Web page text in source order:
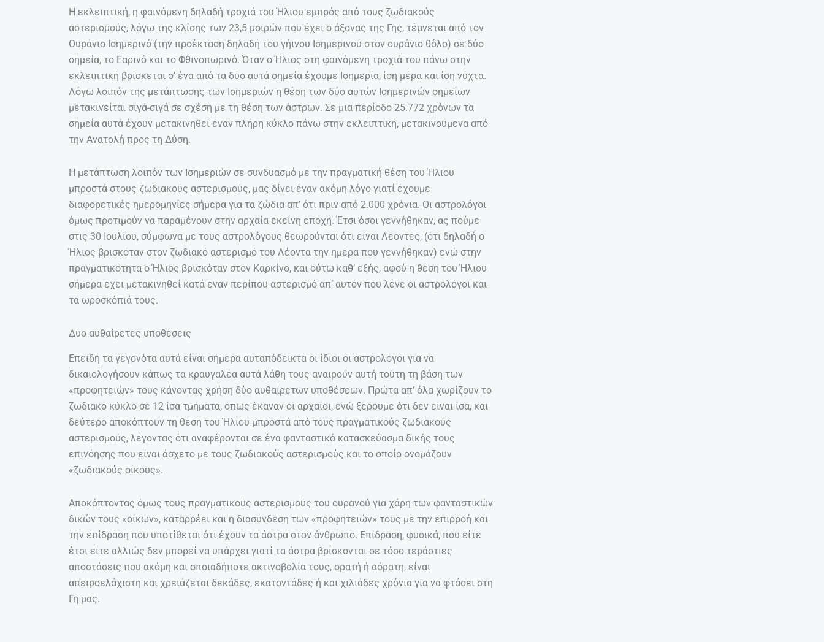
Η εκλειπτική, η φαινόμενη δηλαδή τροχιά του Ήλιου εμπρός από τους ζωδιακούς
αστερισμούς, λόγω της κλίσης των 23,5 μοιρών που έχει ο άξονας της Γης, τέμνεται από τον
Ουράνιο Ισημερινό (την προέκταση δηλαδή του γήινου Ισημερινού στον ουράνιο θόλο) σε δύο
σημεία, το Εαρινό και το Φθινοπωρινό. Όταν ο Ήλιος στη φαινόμενη τροχιά του πάνω στην
εκλειπτική βρίσκεται σ’ ένα από τα δύο αυτά σημεία έχουμε Ισημερία, ίση μέρα και ίση νύχτα.
Λόγω λοιπόν της μετάπτωσης των Ισημεριών η θέση των δύο αυτών Ισημερινών σημείων
μετακινείται σιγά-σιγά σε σχέση με τη θέση των άστρων. Σε μια περίοδο 25.772 χρόνων τα
σημεία αυτά έχουν μετακινηθεί έναν πλήρη κύκλο πάνω στην εκλειπτική, μετακινούμενα από
την Ανατολή προς τη Δύση.
Η μετάπτωση λοιπόν των Ισημεριών σε συνδυασμό με την πραγματική θέση του Ήλιου
μπροστά στους ζωδιακούς αστερισμούς, μας δίνει έναν ακόμη λόγο γιατί έχουμε
διαφορετικές ημερομηνίες σήμερα για τα ζώδια απ’ ότι πριν από 2.000 χρόνια. Οι αστρολόγοι
όμως προτιμούν να παραμένουν στην αρχαία εκείνη εποχή. Έτσι όσοι γεννήθηκαν, ας πούμε
στις 30 Ιουλίου, σύμφωνα με τους αστρολόγους θεωρούνται ότι είναι Λέοντες, (ότι δηλαδή ο
Ήλιος βρισκόταν στον ζωδιακό αστερισμό του Λέοντα την ημέρα που γεννήθηκαν) ενώ στην
πραγματικότητα ο Ήλιος βρισκόταν στον Καρκίνο, και ούτω καθ’ εξής, αφού η θέση του Ήλιου
σήμερα έχει μετακινηθεί κατά έναν περίπου αστερισμό απ’ αυτόν που λένε οι αστρολόγοι και
τα ωροσκόπιά τους.
Δύο αυθαίρετες υποθέσεις
Επειδή τα γεγονότα αυτά είναι σήμερα αυταπόδεικτα οι ίδιοι οι αστρολόγοι για να
δικαιολογήσουν κάπως τα κραυγαλέα αυτά λάθη τους αναιρούν αυτή τούτη τη βάση των
«προφητειών» τους κάνοντας χρήση δύο αυθαίρετων υποθέσεων. Πρώτα απ’ όλα χωρίζουν το
ζωδιακό κύκλο σε 12 ίσα τμήματα, όπως έκαναν οι αρχαίοι, ενώ ξέρουμε ότι δεν είναι ίσα, και
δεύτερο αποκόπτουν τη θέση του Ήλιου μπροστά από τους πραγματικούς ζωδιακούς
αστερισμούς, λέγοντας ότι αναφέρονται σε ένα φανταστικό κατασκεύασμα δικής τους
επινόησης που είναι άσχετο με τους ζωδιακούς αστερισμούς και το οποίο ονομάζουν
«ζωδιακούς οίκους».
Αποκόπτοντας όμως τους πραγματικούς αστερισμούς του ουρανού για χάρη των φανταστικών
δικών τους «οίκων», καταρρέει και η διασύνδεση των «προφητειών» τους με την επιρροή και
την επίδραση που υποτίθεται ότι έχουν τα άστρα στον άνθρωπο. Επίδραση, φυσικά, που είτε
έτσι είτε αλλιώς δεν μπορεί να υπάρχει γιατί τα άστρα βρίσκονται σε τόσο τεράστιες
αποστάσεις που ακόμη και οποιαδήποτε ακτινοβολία τους, ορατή ή αόρατη, είναι
απειροελάχιστη και χρειάζεται δεκάδες, εκατοντάδες ή και χιλιάδες χρόνια για να φτάσει στη
Γη μας.